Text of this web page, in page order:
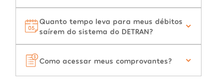
Quanto tempo leva para meus débitos
saírem do sistema do DETRAN?
Como acessar meus comprovantes?